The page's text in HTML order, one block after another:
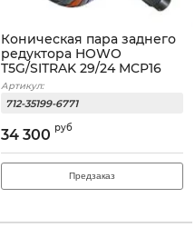
Коническая пара заднего
редуктора HOWO
T5G/SITRAK 29/24 MCP16
Артикул:
712-35199-6771
34 300 руб
Предзаказ